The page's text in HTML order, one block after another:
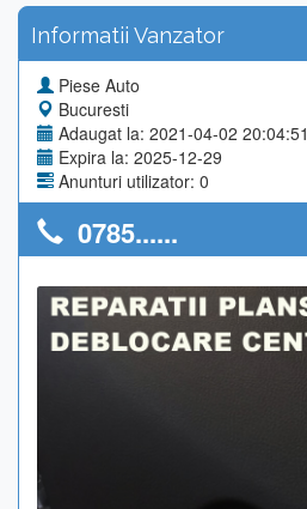
Informatii Vanzator
Piese Auto
Bucuresti
Adaugat la: 2021-04-02 20:04:51
Expira la: 2025-12-29
Anunturi utilizator: 0
0785......